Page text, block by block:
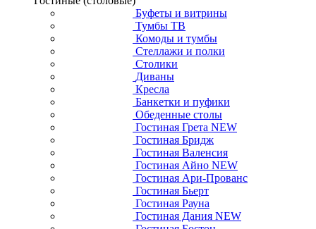
Буфеты и витрины
Тумбы ТВ
Комоды и тумбы
Стеллажи и полки
Столики
Диваны
Кресла
Банкетки и пуфики
Обеденные столы
Гостиная Грета NEW
Гостиная Бридж
Гостиная Валенсия
Гостиная Айно NEW
Гостиная Ари-Прованс
Гостиная Бьерт
Гостиная Рауна
Гостиная Дания NEW